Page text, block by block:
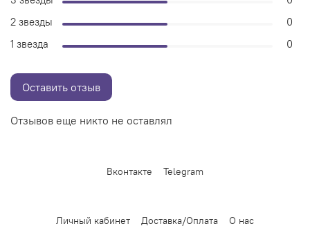
Отзывов еще никто не оставлял
2 звезды
0
1 звезда
0
Оставить отзыв
Вконтакте Telegram
Личный кабинет Доставка/Оплата О нас